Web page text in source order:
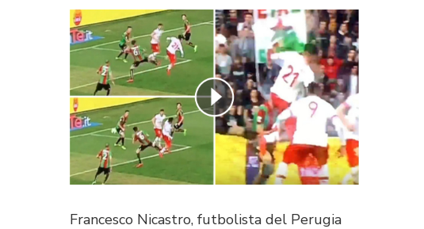
Francesco Nicastro, futbolista del Perugia